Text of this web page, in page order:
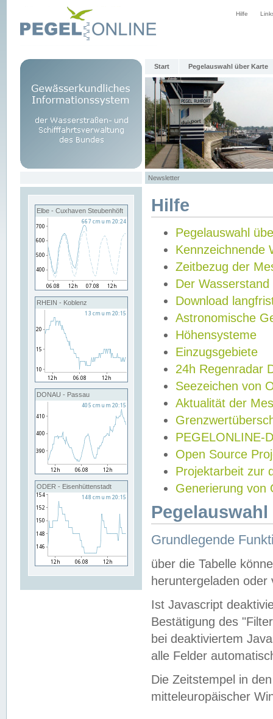
Hilfe
Start Pegelauswahl über Karte
Newsletter
Elbe - Cuxhaven Steubenhöft
RHEIN - Koblenz
DONAU - Passau
ODER - Eisenhüttenstadt
Hilfe
Pegelauswahl
Kennzeichnende
Zeitbezug der
Der Wasserstand
Download
Astronomische
Höhensysteme
Einzugsgebiete
24h Regenradar
Seezeichen von
Aktualität der
PEGELONLINE-
Open Source
Projektarbeit zur
Generierung von
Grundlegende
über die Tabelle
heruntergeladen oder
Ist Javascript
Bestätigung des
bei deaktiviertem
alle Felder
Die Zeitstempel in
mitteleuropäischer